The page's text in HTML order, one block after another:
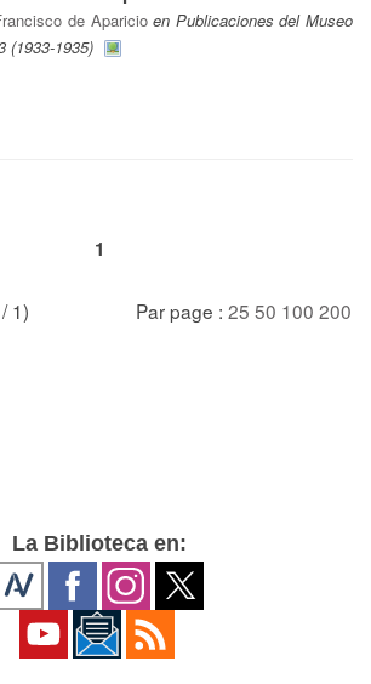
de Aparicio en Publicaciones del Museo
(1933-1935)
1
1) Par page : 25 50 100 200
La Biblioteca en: